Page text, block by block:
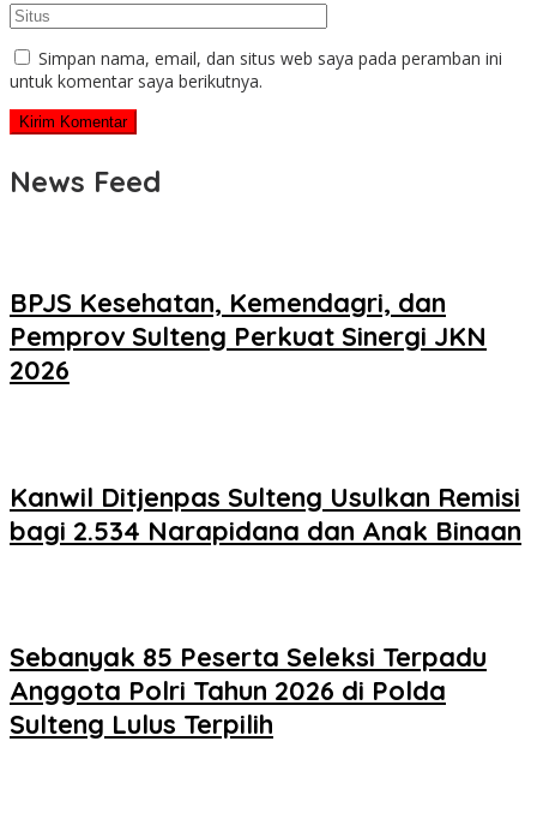
Simpan nama, email, dan situs web saya pada peramban ini
untuk komentar saya berikutnya.
News Feed
BPJS Kesehatan, Kemendagri, dan
Pemprov Sulteng Perkuat Sinergi JKN
2026
Kanwil Ditjenpas Sulteng Usulkan Remisi
bagi 2.534 Narapidana dan Anak Binaan
Sebanyak 85 Peserta Seleksi Terpadu
Anggota Polri Tahun 2026 di Polda
Sulteng Lulus Terpilih